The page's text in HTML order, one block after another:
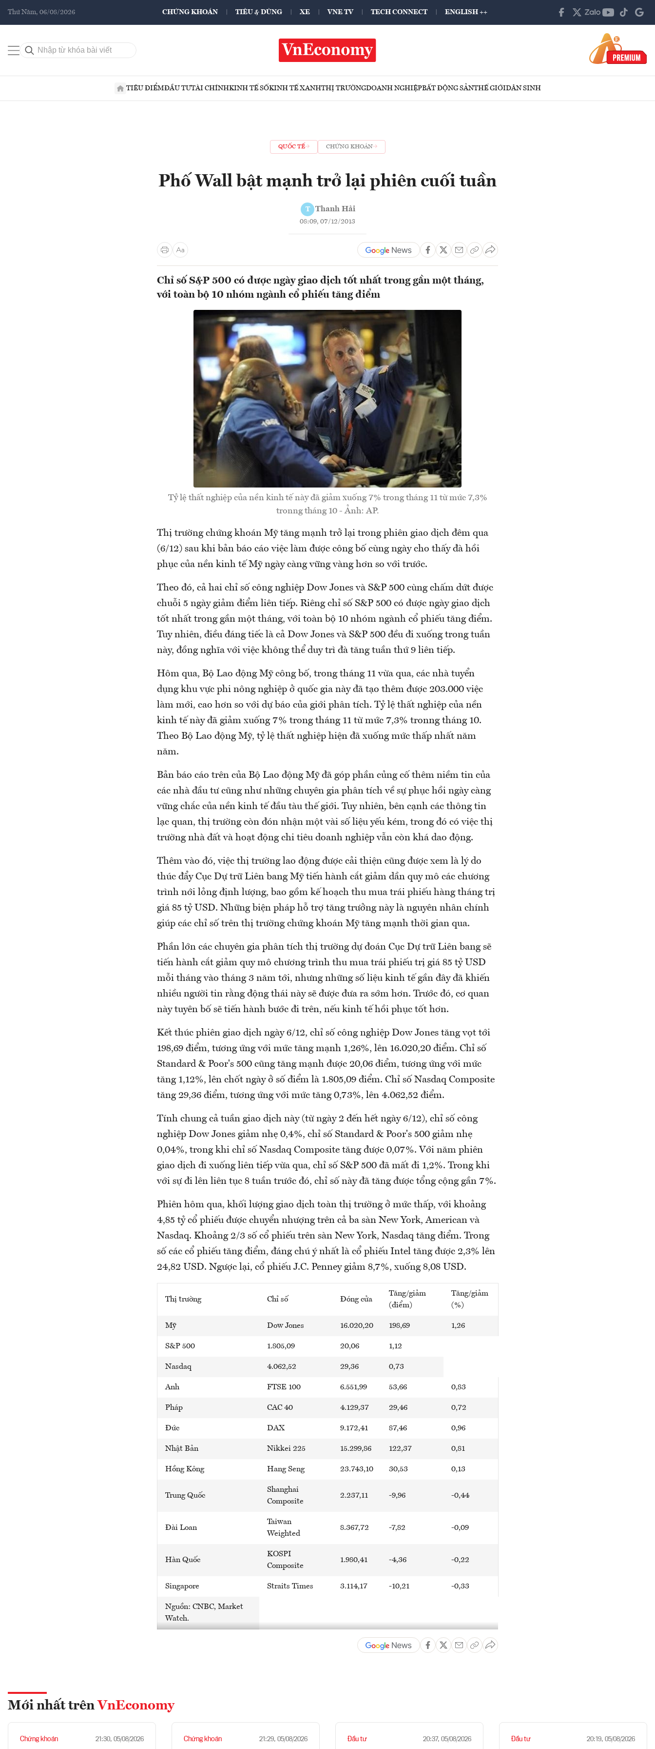
Thứ Năm, 06/08/2026 CHỨNG KHOÁN TIÊU & DÙNG XE VNE TV TECH CONNECT ENGLISH ++
TIÊU ĐIỂMĐẦU TƯTÀI CHÍNHKINH TẾ SỐKINH TẾ XANHTHỊ TRƯỜNGDOANH NGHIỆPBẤT ĐỘNG SẢNTHẾ GIỚIDÂN SINH
QUỐC TẾ CHỨNG KHOÁN
Phố Wall bật mạnh trở lại phiên cuối tuần
T Thanh Hải
08:09, 07/12/2013
Chỉ số S&P 500 có được ngày giao dịch tốt nhất trong gần một tháng,
với toàn bộ 10 nhóm ngành cổ phiếu tăng điểm
Tỷ lệ thất nghiệp của nền kinh tế này đã giảm xuống 7% trong tháng 11 từ mức 7,3%
tronng tháng 10 - Ảnh: AP.
Thị trường chứng khoán Mỹ tăng mạnh trở lại trong phiên giao dịch đêm qua
(6/12) sau khi bản báo cáo việc làm được công bố cùng ngày cho thấy đà hồi
phục của nền kinh tế Mỹ ngày càng vững vàng hơn so với trước.
Theo đó, cả hai chỉ số công nghiệp Dow Jones và S&P 500 cùng chấm dứt được
chuỗi 5 ngày giảm điểm liên tiếp. Riêng chỉ số S&P 500 có được ngày giao dịch
tốt nhất trong gần một tháng, với toàn bộ 10 nhóm ngành cổ phiếu tăng điểm.
Tuy nhiên, điều đáng tiếc là cả Dow Jones và S&P 500 đều đi xuống trong tuần
này, đồng nghĩa với việc không thể duy trì đà tăng tuần thứ 9 liên tiếp.
Hôm qua, Bộ Lao động Mỹ công bố, trong tháng 11 vừa qua, các nhà tuyển
dụng khu vực phi nông nghiệp ở quốc gia này đã tạo thêm được 203.000 việc
làm mới, cao hơn so với dự báo của giới phân tích. Tỷ lệ thất nghiệp của nền
kinh tế này đã giảm xuống 7% trong tháng 11 từ mức 7,3% tronng tháng 10.
Theo Bộ Lao động Mỹ, tỷ lệ thất nghiệp hiện đã xuống mức thấp nhất năm
năm.
Bản báo cáo trên của Bộ Lao động Mỹ đã góp phần củng cố thêm niềm tin của
các nhà đầu tư cũng như những chuyên gia phân tích về sự phục hồi ngày càng
vững chắc của nền kinh tế đầu tàu thế giới. Tuy nhiên, bên cạnh các thông tin
lạc quan, thị trường còn đón nhận một vài số liệu yếu kém, trong đó có việc thị
trường nhà đất và hoạt động chi tiêu doanh nghiệp vẫn còn khá dao động.
Thêm vào đó, việc thị trường lao động được cải thiện cũng được xem là lý do
thúc đẩy Cục Dự trữ Liên bang Mỹ tiến hành cắt giảm dần quy mô các chương
trình nới lỏng định lượng, bao gồm kế hoạch thu mua trái phiếu hàng tháng trị
giá 85 tỷ USD. Những biện pháp hỗ trợ tăng trưởng này là nguyên nhân chính
giúp các chỉ số trên thị trường chứng khoán Mỹ tăng mạnh thời gian qua.
Phần lớn các chuyên gia phân tích thị trường dự đoán Cục Dự trữ Liên bang sẽ
tiến hành cắt giảm quy mô chương trình thu mua trái phiếu trị giá 85 tỷ USD
mỗi tháng vào tháng 3 năm tới, nhưng những số liệu kinh tế gần đây đã khiến
nhiều người tin rằng động thái này sẽ được đưa ra sớm hơn. Trước đó, cơ quan
này tuyên bố sẽ tiến hành bước đi trên, nếu kinh tế hồi phục tốt hơn.
Kết thúc phiên giao dịch ngày 6/12, chỉ số công nghiệp Dow Jones tăng vọt tới
198,69 điểm, tương ứng với mức tăng mạnh 1,26%, lên 16.020,20 điểm. Chỉ số
Standard & Poor's 500 cũng tăng mạnh được 20,06 điểm, tương ứng với mức
tăng 1,12%, lên chốt ngày ở số điểm là 1.805,09 điểm. Chỉ số Nasdaq Composite
tăng 29,36 điểm, tương ứng với mức tăng 0,73%, lên 4.062,52 điểm.
Tính chung cả tuần giao dịch này (từ ngày 2 đến hết ngày 6/12), chỉ số công
nghiệp Dow Jones giảm nhẹ 0,4%, chỉ số Standard & Poor's 500 giảm nhẹ
0,04%, trong khi chỉ số Nasdaq Composite tăng được 0,07%. Với năm phiên
giao dịch đi xuống liên tiếp vừa qua, chỉ số S&P 500 đã mất đi 1,2%. Trong khi
với sự đi lên liên tục 8 tuần trước đó, chỉ số này đã tăng được tổng cộng gần 7%.
Phiên hôm qua, khối lượng giao dịch toàn thị trường ở mức thấp, với khoảng
4,85 tỷ cổ phiếu được chuyển nhượng trên cả ba sàn New York, American và
Nasdaq. Khoảng 2/3 số cổ phiếu trên sàn New York, Nasdaq tăng điểm. Trong
số các cổ phiếu tăng điểm, đáng chú ý nhất là cổ phiếu Intel tăng được 2,3% lên
24,82 USD. Ngược lại, cổ phiếu J.C. Penney giảm 8,7%, xuống 8,08 USD.
Thị trường Chỉ số Đóng cửa
Tăng/giảm
(điểm)
Tăng/giảm
(%)
Mỹ Dow Jones 16.020,20 198,69 1,26
S&P 500 1.805,09 20,06 1,12
Nasdaq 4.062,52 29,36 0,73
Anh FTSE 100 6.551,99 53,66 0,83
Pháp CAC 40 4.129,37 29,46 0,72
Đức DAX 9.172,41 87,46 0,96
Nhật Bản Nikkei 225 15.299,86 122,37 0,81
Hồng Kông Hang Seng 23.743,10 30,53 0,13
Trung Quốc
Shanghai
Composite
2.237,11 -9,96 -0,44
Đài Loan
Taiwan
Weighted
8.367,72 -7,82 -0,09
Hàn Quốc
KOSPI
Composite
1.980,41 -4,36 -0,22
Singapore Straits Times 3.114,17 -10,21 -0,33
Nguồn: CNBC, Market
Watch.
Mới nhất trên VnEconomy
Chứng khoán 21:30, 05/08/2026 Chứng khoán 21:29, 05/08/2026 Đầu tư 20:37, 05/08/2026 Đầu tư 20:19, 05/08/2026